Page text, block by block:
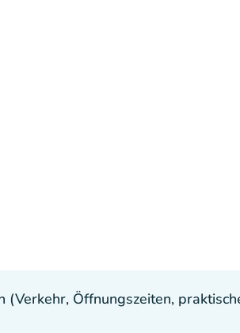
Öffnungszeiten,